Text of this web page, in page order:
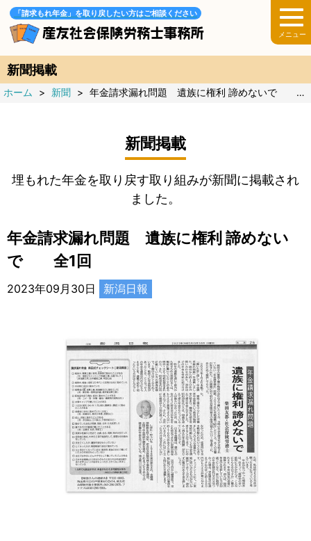
「請求もれ年金」を取り戻したい方はご相談ください
新聞掲載
ホーム > 新聞 > 年金請求漏れ問題 遺族に権利 諦めないで 全1回
新聞掲載
埋もれた年金を取り戻す取り組みが新聞に掲載され
ました。
年金請求漏れ問題 遺族に権利 諦めない
で 全1回
2023年09月30日 新潟日報